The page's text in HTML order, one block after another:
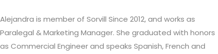
Alejandra is member of Sorvill Since 2012, and works as
Paralegal & Marketing Manager. She graduated with honors
as Commercial Engineer and speaks Spanish, French and